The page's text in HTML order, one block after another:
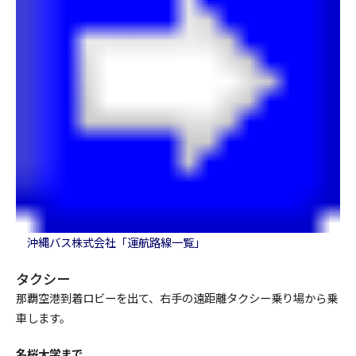
沖縄バス株式会社「運航路線一覧」
タクシー
那覇空港到着ロビーを出て、右手の遠距離タクシー乗り場から乗
車します。